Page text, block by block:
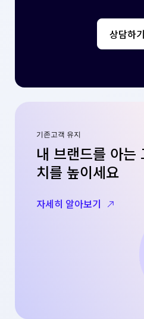
상담하기
기존고객 유지
내 브랜드를 아는
치를 높이세요
자세히 알아보기